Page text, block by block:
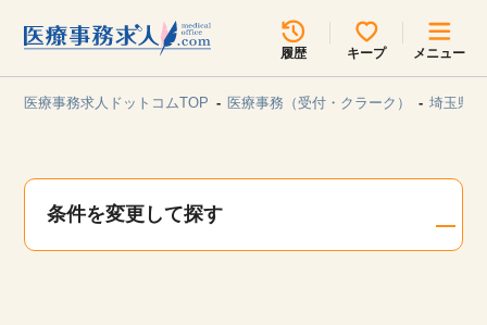
履歴 キープ メニュー
医療事務求人ドットコムTOP 医療事務（受付・クラーク） 埼玉県/
条件を変更して探す
所在地のエリアを選択してください
各支店担当よりご連絡させていただきます。
関東